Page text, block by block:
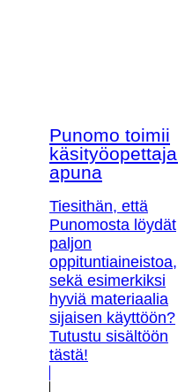
Punomo toimii
apuna
Tiesithän, että
Punomosta löydät
paljon
oppituntiaineistoa,
sekä esimerkiksi
hyviä materiaalia
sijaisen käyttöön?
Tutustu sisältöön
tästä!